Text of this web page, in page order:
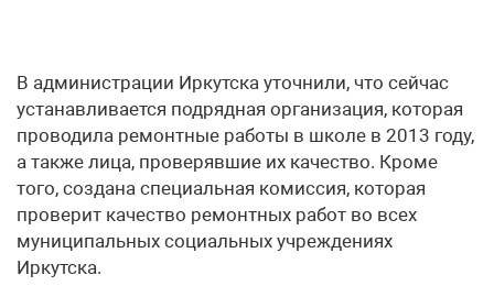
В администрации Иркутска уточнили, что сейчас
устанавливается подрядная организация, которая
проводила ремонтные работы в школе в 2013 году,
а также лица, проверявшие их качество. Кроме
того, создана специальная комиссия, которая
проверит качество ремонтных работ во всех
муниципальных социальных учреждениях
Иркутска.